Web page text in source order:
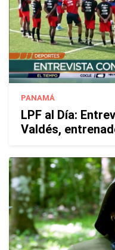
PANAMÁ
LPF al Día:
Valdés,